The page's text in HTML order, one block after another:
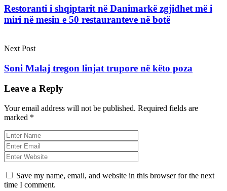
Restoranti i shqiptarit në Danimarkë zgjidhet më i
miri në mesin e 50 restauranteve në botë
Next Post
Soni Malaj tregon linjat trupore në këto poza
Leave a Reply
Your email address will not be published. Required fields are
marked *
Save my name, email, and website in this browser for the next
time I comment.